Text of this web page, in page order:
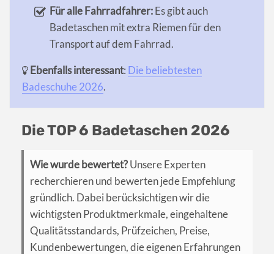
Für alle Fahrradfahrer:Es gibt auch
Badetaschen mit extra Riemen für den
Transport auf dem Fahrrad.
Ebenfalls interessant: Die beliebtesten
Badeschuhe 2026.
Die TOP 6 Badetaschen 2026
Wie wurde bewertet?Unsere Experten
recherchieren und bewerten jede Empfehlung
gründlich. Dabei berücksichtigen wir die
wichtigsten Produktmerkmale, eingehaltene
Qualitätsstandards, Prüfzeichen, Preise,
Kundenbewertungen, die eigenen Erfahrungen